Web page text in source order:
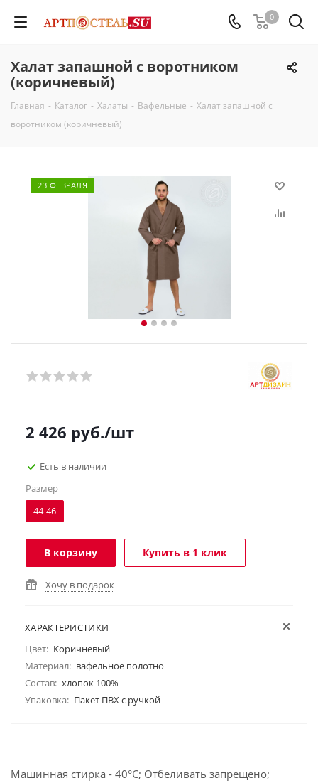
0
Халат запашной с воротником
(коричневый)
Главная - Каталог - Халаты - Вафельные - Халат запашной с
воротником (коричневый)
23 ФЕВРАЛЯ
2 426 руб./шт
Есть в наличии
Размер
44-46
В корзину Купить в 1 клик
Хочу в подарок
ХАРАКТЕРИСТИКИ
Цвет: Коричневый
Материал: вафельное полотно
Состав: хлопок 100%
Упаковка: Пакет ПВХ с ручкой
Машинная стирка - 40°C; Отбеливать запрещено;